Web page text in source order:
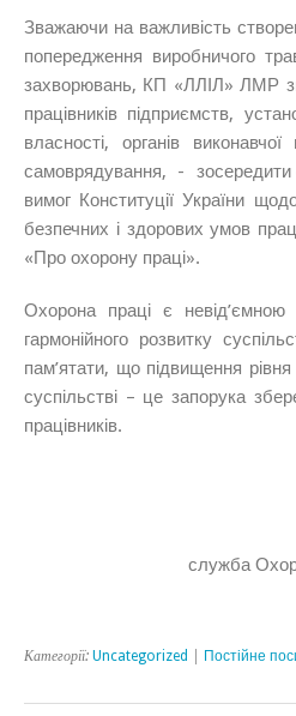
Зважаючи на важливість
попередження виробничого
захворювань, КП «ЛЛІЛ» ЛМР
працівників підприємств,
власності, органів
самоврядування, - зосередити
вимог Конституції України
безпечних і здорових умов
«Про охорону праці».
Охорона праці є невід’ємною
гармонійного розвитку
пам’ятати, що підвищення
суспільстві – це запорука
працівників.
служба
Категорії: Uncategorized Постійне